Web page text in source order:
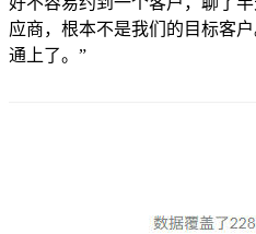
应商，根本不是我们的目标客
通上了。”